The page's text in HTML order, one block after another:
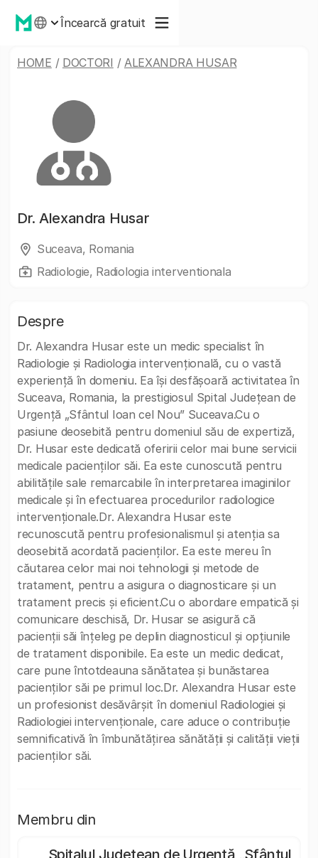
Încearcă gratuit
HOME / DOCTORI / ALEXANDRA HUSAR
Dr. Alexandra Husar
Suceava, Romania
Radiologie, Radiologia interventionala
Despre
Dr. Alexandra Husar este un medic specialist în
Radiologie și Radiologia intervențională, cu o vastă
experiență în domeniu. Ea își desfășoară activitatea în
Suceava, Romania, la prestigiosul Spital Județean de
Urgență „Sfântul Ioan cel Nou” Suceava.Cu o
pasiune deosebită pentru domeniul său de expertiză,
Dr. Husar este dedicată oferirii celor mai bune servicii
medicale pacienților săi. Ea este cunoscută pentru
abilitățile sale remarcabile în interpretarea imaginilor
medicale și în efectuarea procedurilor radiologice
intervenționale.Dr. Alexandra Husar este
recunoscută pentru profesionalismul și atenția sa
deosebită acordată pacienților. Ea este mereu în
căutarea celor mai noi tehnologii și metode de
tratament, pentru a asigura o diagnosticare și un
tratament precis și eficient.Cu o abordare empatică și
comunicare deschisă, Dr. Husar se asigură că
pacienții săi înțeleg pe deplin diagnosticul și opțiunile
de tratament disponibile. Ea este un medic dedicat,
care pune întotdeauna sănătatea și bunăstarea
pacienților săi pe primul loc.Dr. Alexandra Husar este
un profesionist desăvârșit în domeniul Radiologiei și
Radiologiei intervenționale, care aduce o contribuție
semnificativă în îmbunătățirea sănătății și calității vieții
pacienților săi.
Membru din
Spitalul Județean de Urgență „Sfântul